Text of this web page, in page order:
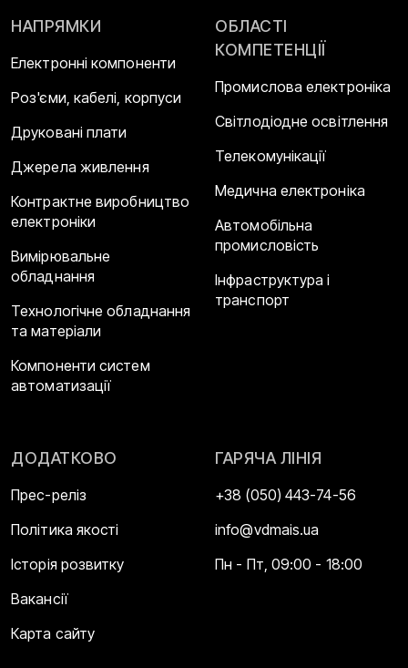
НАПРЯМКИ
Електронні компоненти
Роз'єми, кабелі, корпуси
Друковані плати
Джерела живлення
Контрактне виробництво
електроніки
Вимірювальне
обладнання
Технологічне обладнання
та матеріали
Компоненти систем
автоматизації
ОБЛАСТІ
КОМПЕТЕНЦІЇ
Промислова електроніка
Світлодіодне освітлення
Телекомунікації
Медична електроніка
Автомобільна
промисловість
Інфраструктура і
транспорт
ДОДАТКОВО
Прес-реліз
Політика якості
Історія розвитку
Вакансії
Карта сайту
ГАРЯЧА ЛІНІЯ
+38 (050) 443-74-56
info@vdmais.ua
Пн - Пт, 09:00 - 18:00